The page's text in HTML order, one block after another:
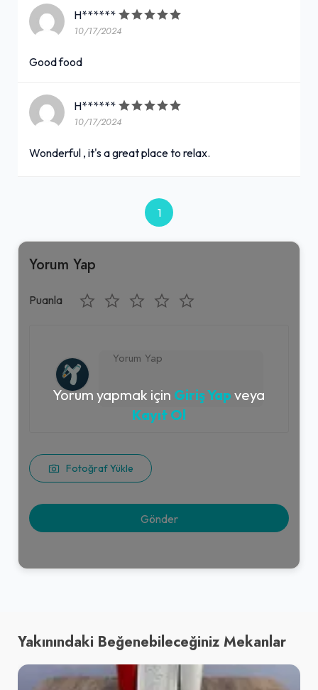
H******
10/17/2024
Good food
H******
10/17/2024
Wonderful , it's a great place to relax.
1
Yorum Yap
Puanla
Fotoğraf Yükle
Yorum yapmak için Giriş Yap veya
Kayıt Ol
Yakınındaki Beğenebileceğiniz Mekanlar